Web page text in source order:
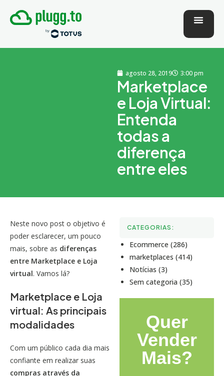
agosto 28, 2019 3:00 pm
Marketplace
e Loja Virtual:
Entenda
todas a
diferença
entre eles
Neste novo post o objetivo é
poder esclarecer, um pouco
mais, sobre as diferenças
entre Marketplace e Loja
virtual. Vamos lá?
Marketplace e Loja
virtual: As principais
modalidades
Com um público cada dia mais
confiante em realizar suas
compras através da
CATEGORIAS:
Ecommerce (286)
marketplaces (414)
Notícias (3)
Sem categoria (35)
Quer
Vender
Mais?